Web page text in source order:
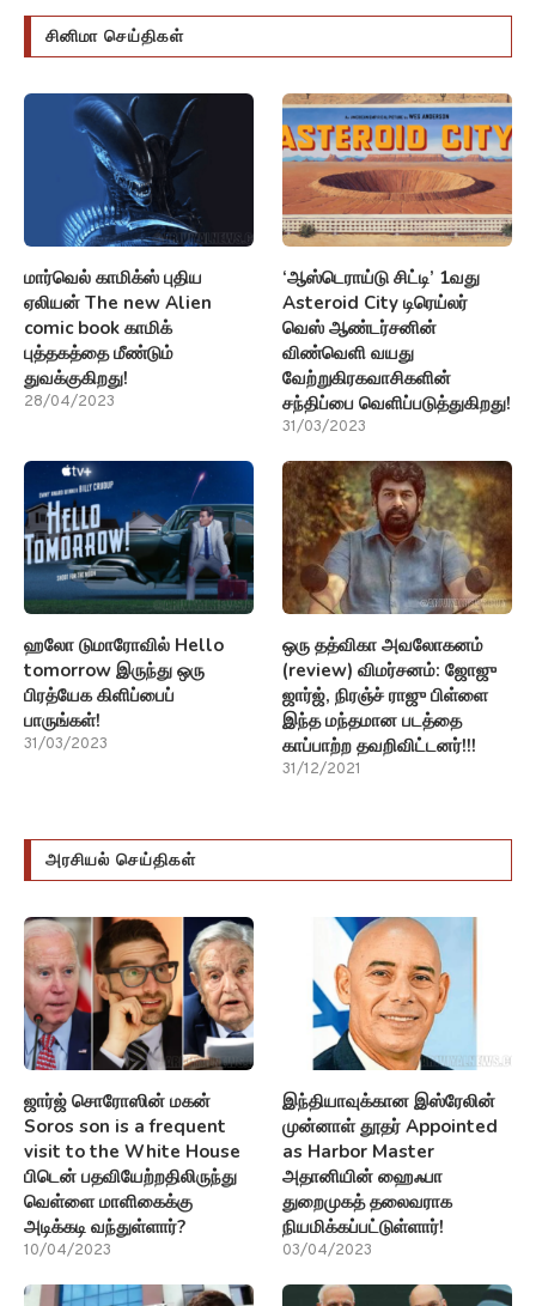
சினிமா செய்திகள்
மார்வெல் காமிக்ஸ் புதிய
ஏலியன் The new Alien
comic book காமிக்
புத்தகத்தை மீண்டும்
துவக்குகிறது!
28/04/2023
‘ஆஸ்டெராய்டு சிட்டி’ 1வது
Asteroid City டிரெய்லர்
வெஸ் ஆண்டர்சனின்
விண்வெளி வயது
வேற்றுகிரகவாசிகளின்
சந்திப்பை வெளிப்படுத்துகிறது!
31/03/2023
ஹலோ டுமாரோவில் Hello
tomorrow இருந்து ஒரு
பிரத்யேக கிளிப்பைப்
பாருங்கள்!
31/03/2023
ஒரு தத்விகா அவலோகனம்
(review) விமர்சனம்: ஜோஜு
ஜார்ஜ், நிரஞ்ச் ராஜு பிள்ளை
இந்த மந்தமான படத்தை
காப்பாற்ற தவறிவிட்டனர்!!!
31/12/2021
அரசியல் செய்திகள்
ஜார்ஜ் சொரோஸின் மகன்
Soros son is a frequent
visit to the White House
பிடென் பதவியேற்றதிலிருந்து
வெள்ளை மாளிகைக்கு
அடிக்கடி வந்துள்ளார்?
10/04/2023
இந்தியாவுக்கான இஸ்ரேலின்
முன்னாள் தூதர் Appointed
as Harbor Master
அதானியின் ஹைஃபா
துறைமுகத் தலைவராக
நியமிக்கப்பட்டுள்ளார்!
03/04/2023